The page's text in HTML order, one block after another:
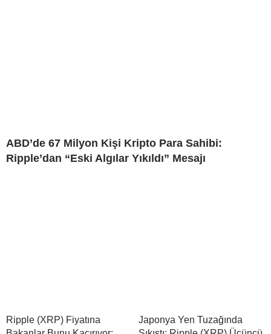
ABD’de 67 Milyon Kişi Kripto Para Sahibi:
Ripple’dan “Eski Algılar Yıkıldı” Mesajı
Ripple (XRP) Fiyatına
Japonya Yen Tuzağında